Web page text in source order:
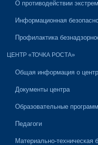
О противодействии
Информационная
Профилактика
ЦЕНТР «ТОЧКА РОСТА»
Общая информация о
Документы центра
Образовательные
Педагоги
Материально-техническая